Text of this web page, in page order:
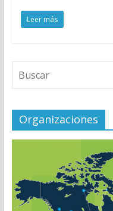
Leer más
Organizaciones